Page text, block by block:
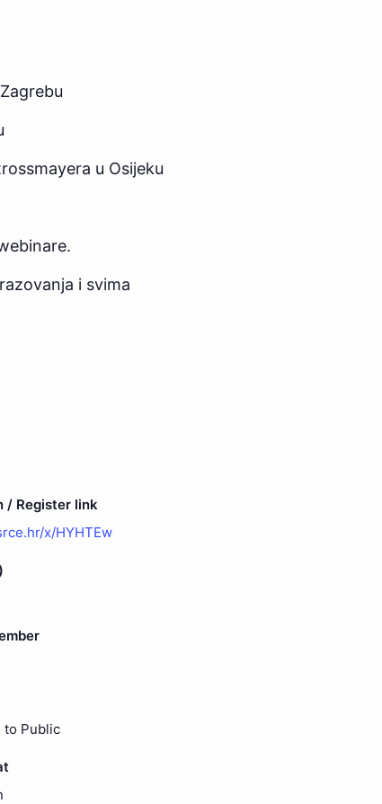
u Osijeku
i svima
/ Register link
x/HYHTEw
to Public